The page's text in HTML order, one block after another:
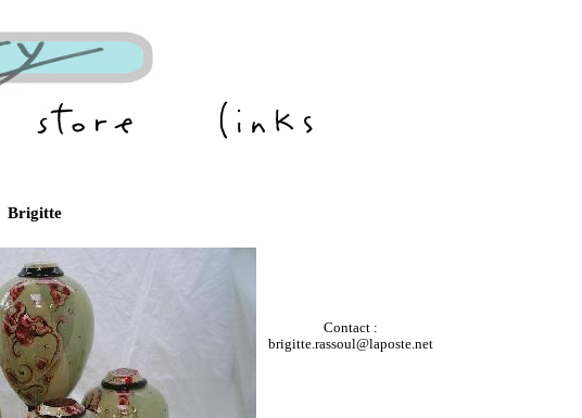
Brigitte
Contact :
brigitte.rassoul@laposte.net